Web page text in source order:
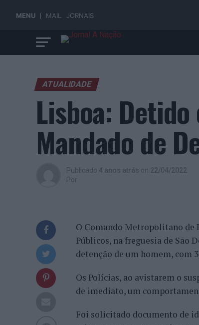
MENU MAIL JORNAIS
ATUALIDADE
Lisboa:
Mandado de
Publicado 4 anos atrás on 22/04/2022
Por
O Comando Metropolitano de
Públicos, na freguesia de São
detenção de um homem, com
Os Polícias, ao avistarem o
de imediato, um
Foi solicitado documento de